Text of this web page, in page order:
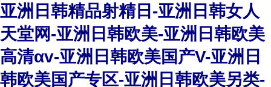
亚洲日韩精品射精日-亚洲日韩女人
天堂网-亚洲日韩欧美-亚洲日韩欧美
高清αv-亚洲日韩欧美国产V-亚洲日
韩欧美国产专区-亚洲日韩欧美另类-